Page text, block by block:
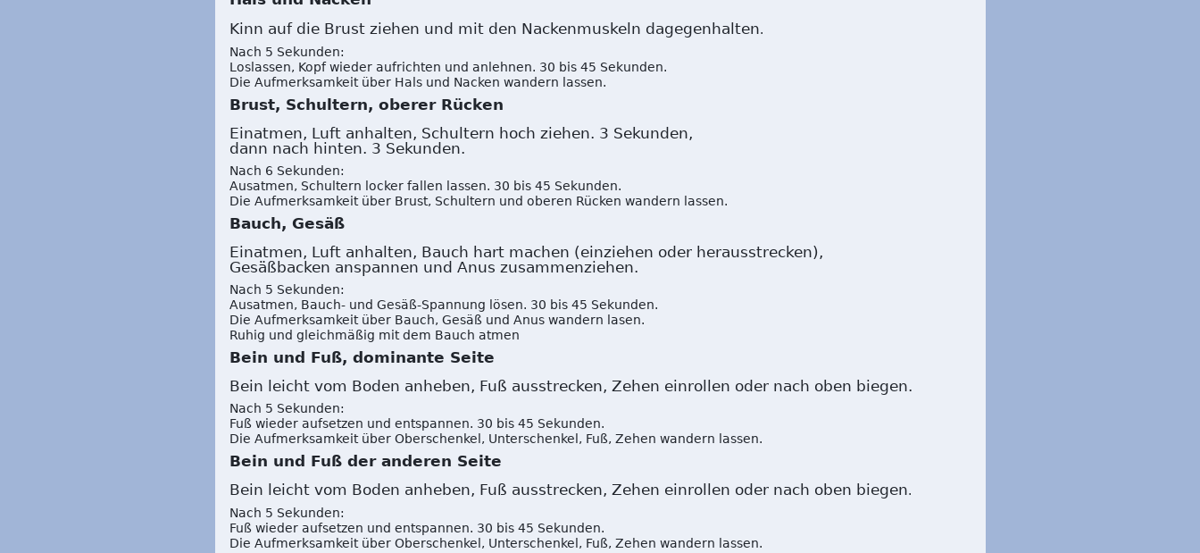
Kinn auf die Brust ziehen und mit den Nackenmuskeln dagegenhalten.
Nach 5 Sekunden:
Loslassen, Kopf wieder aufrichten und anlehnen. 30 bis 45 Sekunden.
Die Aufmerksamkeit über Hals und Nacken wandern lassen.
Brust, Schultern, oberer Rücken
Einatmen, Luft anhalten, Schultern hoch ziehen. 3 Sekunden,
dann nach hinten. 3 Sekunden.
Nach 6 Sekunden:
Ausatmen, Schultern locker fallen lassen. 30 bis 45 Sekunden.
Die Aufmerksamkeit über Brust, Schultern und oberen Rücken wandern lassen.
Bauch, Gesäß
Einatmen, Luft anhalten, Bauch hart machen (einziehen oder herausstrecken),
Gesäßbacken anspannen und Anus zusammenziehen.
Nach 5 Sekunden:
Ausatmen, Bauch- und Gesäß-Spannung lösen. 30 bis 45 Sekunden.
Die Aufmerksamkeit über Bauch, Gesäß und Anus wandern lasen.
Ruhig und gleichmäßig mit dem Bauch atmen
Bein und Fuß, dominante Seite
Bein leicht vom Boden anheben, Fuß ausstrecken, Zehen einrollen oder nach oben biegen.
Nach 5 Sekunden:
Fuß wieder aufsetzen und entspannen. 30 bis 45 Sekunden.
Die Aufmerksamkeit über Oberschenkel, Unterschenkel, Fuß, Zehen wandern lassen.
Bein und Fuß der anderen Seite
Bein leicht vom Boden anheben, Fuß ausstrecken, Zehen einrollen oder nach oben biegen.
Nach 5 Sekunden:
Fuß wieder aufsetzen und entspannen. 30 bis 45 Sekunden.
Die Aufmerksamkeit über Oberschenkel, Unterschenkel, Fuß, Zehen wandern lassen.